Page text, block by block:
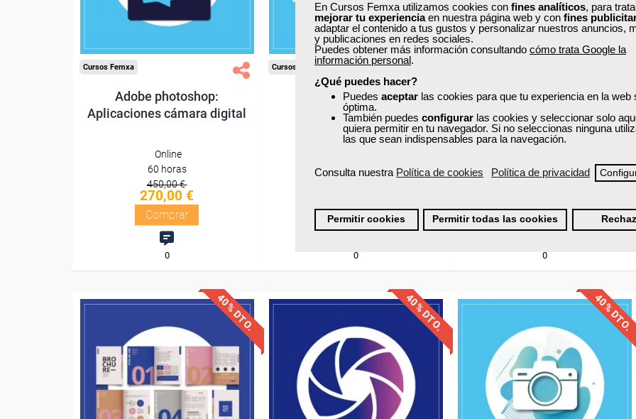
En Cursos Femxa utilizamos cookies con fines analíticos, para
mejorar tu experienciaen nuestra página web y con fines
adaptar el contenido a tus gustos y personalizar nuestros anuncios,
y publicaciones en redes sociales.
Puedes obtener más información consultando cómo trata Google la
información personal.
¿Qué puedes hacer?
Puedes aceptar las cookies para que tu experiencia en la web
óptima.
También puedes configurar las cookies y seleccionar solo
quiera permitir en tu navegador. Si no seleccionas ninguna
las que sean indispensables para la navegación.
Consulta nuestra Política de cookies Política de privacidad
Permitir cookies Permitir todas las cookies
Compra segura
Cursos Femxa
Adobe photoshop:
Aplicaciones cámara digital
Online
60 horas
450,00 €
270,00 €
Comprar
0
Compra segura
Cursos Femxa
Retoque fotográfico
35 horas
Comprar
0
Compra segura
Desarrollo de páginas web
CSS y Joomla
100 horas
Comprar
0
40% DTO.
Descuentos especiales
Sin requisitos de acceso
Diploma
40% DTO.
Descuentos especiales
Sin requisitos de acceso
Diploma
40% DTO.
Descuentos especiales
Sin requisitos de acceso
Diploma